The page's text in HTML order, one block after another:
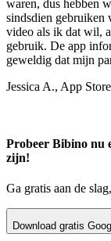
waren, dus hebben
sindsdien gebruiken
video als ik dat wil,
gebruik. De app
geweldig dat mijn
Jessica A., App Store
Probeer Bibino nu
zijn!
Ga gratis aan de
Download gratis